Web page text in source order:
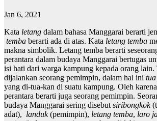
Jan 6, 2021
Kata letang dalam bahasa Manggarai berarti
temba berarti ada di atas. Kata letang temba
makna simbolik. Letang temba berarti
perantara dalam budaya Manggarai bertugas
isi hati dari warga kampung kepada orang lain.
dijalankan seorang pemimpin, dalam hal ini
yang di-tua-kan di suatu kampung. Oleh
perantara berarti juga seorang pemimpin.
budaya Manggarai sering disebutsiribongkok
adat), landuk(pemimpin), letang temba, laro